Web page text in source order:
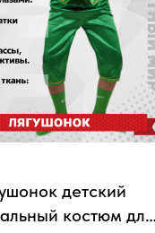
детский
костюм для